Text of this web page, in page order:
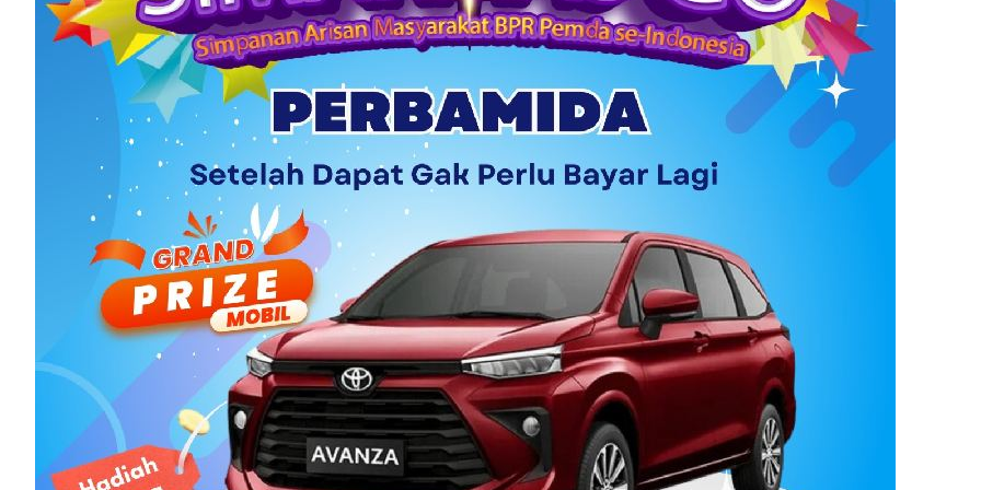
telah berkontribusi dalam pembangunan desa. "Ziarah kubur adalah
tradisi yang sangat penting bagi kami. Ini menjadi momen r...